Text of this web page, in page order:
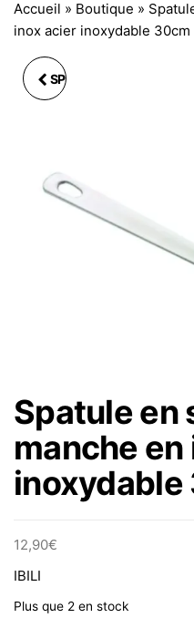
Accueil » Boutique »
inox acier inoxydable 30cm
SPATULE EN INOX "MES
LONGUEUR 39CM
ARD'TIME
Spatule en
manche
12,90€
IBILI
Plus que 2 en stock